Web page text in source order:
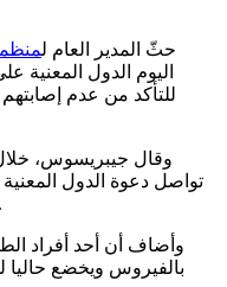
حثّ المدير العام ل
اليوم الدول المعنية
للتأكد من عدم إصابتهم
وقال جيبريسوس،
تواصل دعوة الدول المعنية
خلال الفترة المتبقية من الحجر الصحي.
وأضاف أن أحد أفراد
بالفيروس ويخضع حاليا